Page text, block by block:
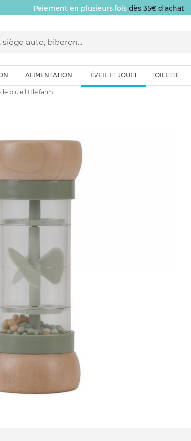
Paiement en plusieurs fois dès 35€ d'achat
ALIMENTATION ÉVEIL ET JOUET TOILETTE
pluie little farm